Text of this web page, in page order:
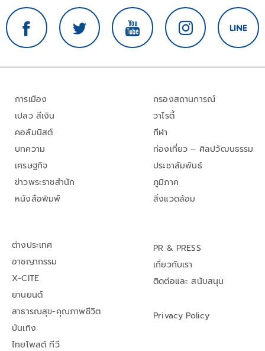
การเมือง
เปลว สีเงิน
คอลัมนิสต์
บทความ
เศรษฐกิจ
ข่าวพระราชสำนัก
หนังสือพิมพ์
กรองสถานการณ์
วาไรตี้
กีฬา
ท่องเที่ยว – ศิลปวัฒนธรรม
ประชาสัมพันธ์
ภูมิภาค
สิ่งแวดล้อม
ต่างประเทศ
อาชญากรรม
X-CITE
ยานยนต์
สาธารณสุข-คุณภาพชีวิต
บันเทิง
ไทยโพสต์ ทีวี
PR & PRESS
เกี่ยวกับเรา
ติดต่อและ สนับสนุน
Privacy Policy